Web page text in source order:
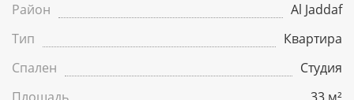
Район
Al Jaddaf
Тип
Квартира
Спален
Студия